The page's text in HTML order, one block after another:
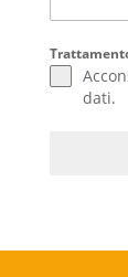
dati.